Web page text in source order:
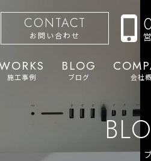
CONTACT
お問い合わせ
施工事例
BLOG
ブログ 会社